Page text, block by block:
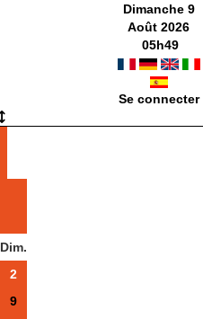
Dimanche 9
Août 2026
05h49
Se connecter
Dim.
2
9